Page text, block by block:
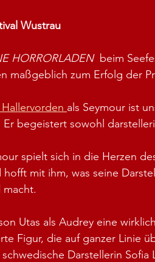
Wustrau
HORRORLADEN beim
maßgeblich zum Erfolg der
als Seymour ist
begeistert sowohl
spielt sich in die Herzen
hofft mit ihm, was seine
Utas als Audrey eine
Figur, die auf ganzer Linie
Darstellerin Sofia